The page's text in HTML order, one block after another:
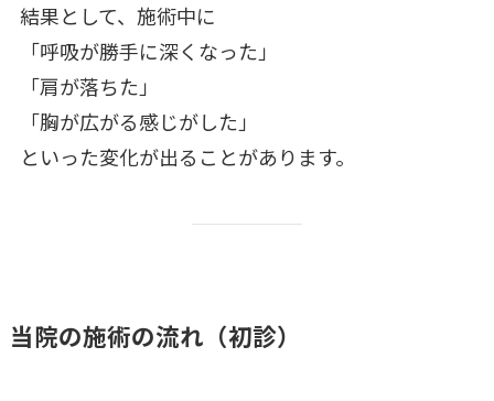
結果として、施術中に
「呼吸が勝手に深くなった」
「肩が落ちた」
「胸が広がる感じがした」
といった変化が出ることがあります。
当院の施術の流れ（初診）